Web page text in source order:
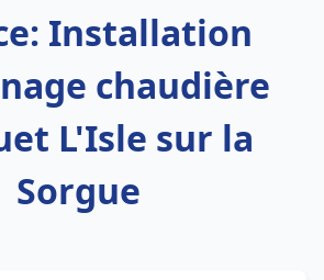
Installation
chaudière
L'Isle sur la
Sorgue